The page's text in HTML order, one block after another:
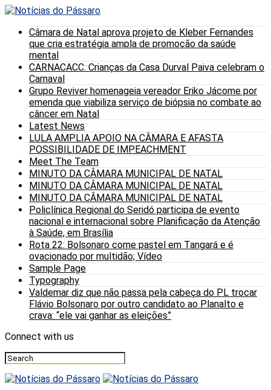
Câmara de Natal aprova projeto de Kleber Fernandes
que cria estratégia ampla de promoção da saúde
mental
CARNACACC: Crianças da Casa Durval Paiva celebram o
Carnaval
Grupo Reviver homenageia vereador Eriko Jácome por
emenda que viabiliza serviço de biópsia no combate ao
câncer em Natal
Latest News
LULA AMPLIA APOIO NA CÂMARA E AFASTA
POSSIBILIDADE DE IMPEACHMENT
Meet The Team
MINUTO DA CÂMARA MUNICIPAL DE NATAL
MINUTO DA CÂMARA MUNICIPAL DE NATAL
MINUTO DA CÂMARA MUNICIPAL DE NATAL
Policlínica Regional do Seridó participa de evento
nacional e internacional sobre Planificação da Atenção
à Saúde, em Brasília
Rota 22: Bolsonaro come pastel em Tangará e é
ovacionado por multidão; Vídeo
Sample Page
Typography
Valdemar diz que não passa pela cabeça do PL trocar
Flávio Bolsonaro por outro candidato ao Planalto e
crava: “ele vai ganhar as eleições”
Connect with us